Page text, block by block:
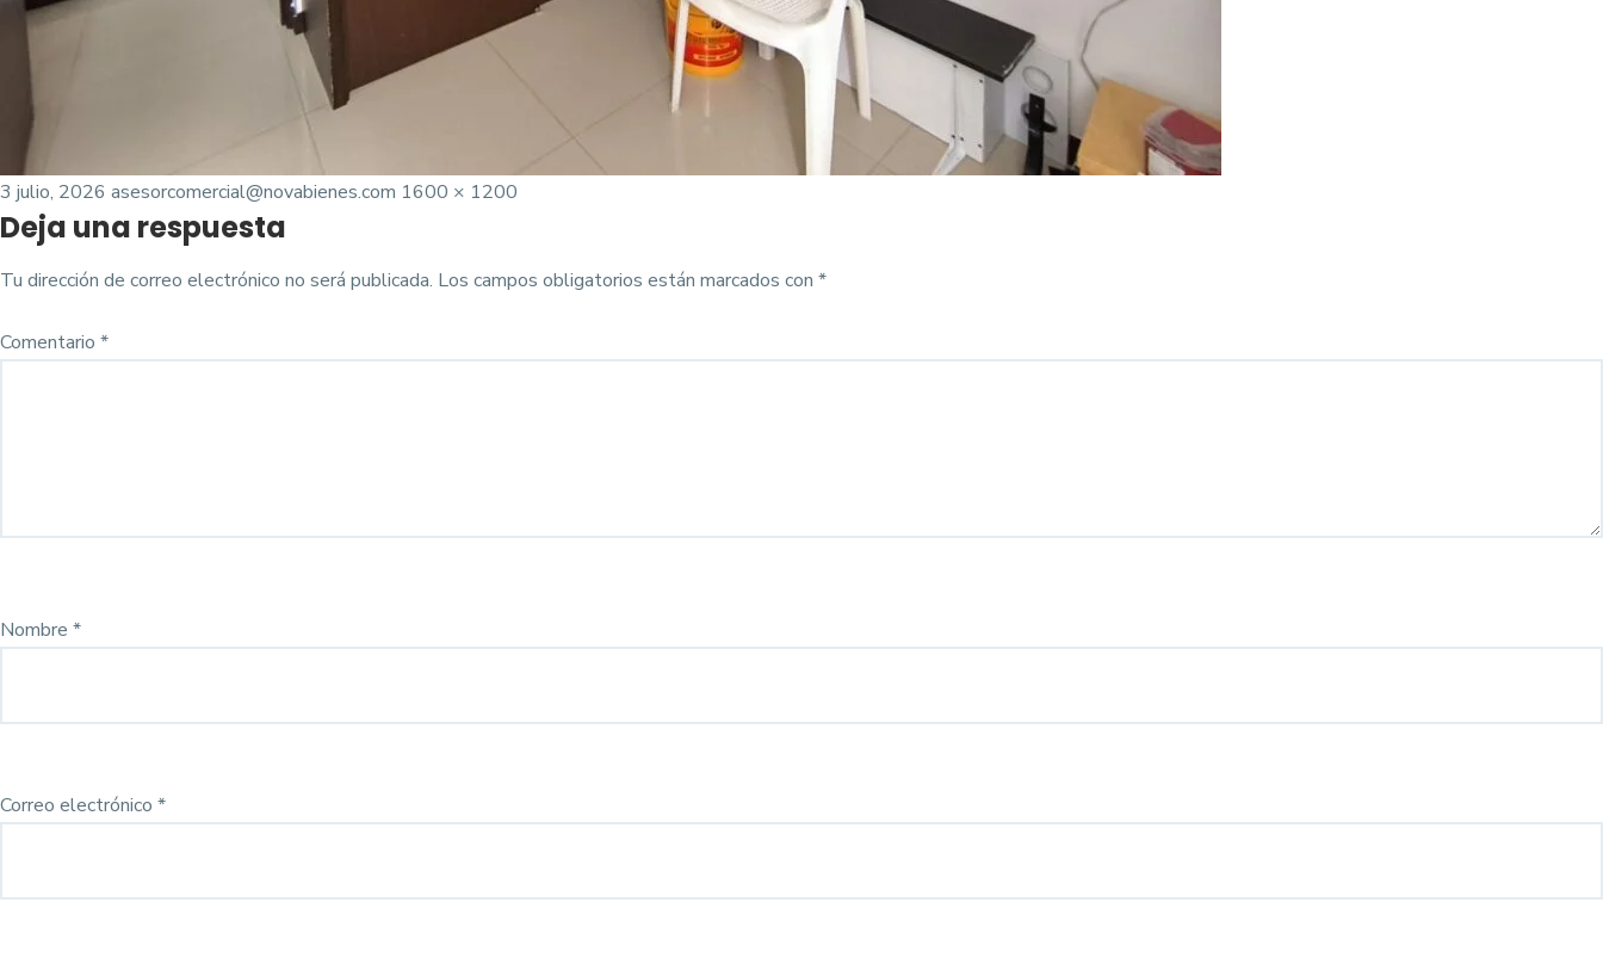
Posted
on
3 julio, 2026 asesorcomercial@novabienes.com Tamaño
1600 × 1200
Deja una respuesta
Tu dirección de correo electrónico no será publicada. Los campos obligatorios están marcados con *
Comentario *
Nombre *
Correo electrónico *